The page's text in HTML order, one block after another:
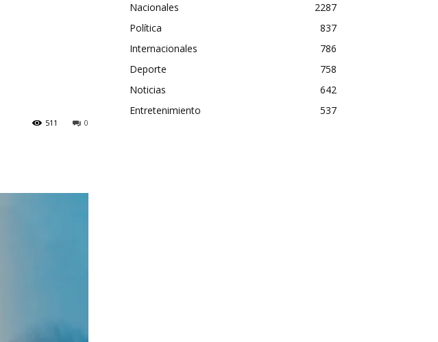
0
511
Nacionales
2287
Política
837
Internacionales
786
Deporte
758
Noticias
642
Entretenimiento
537